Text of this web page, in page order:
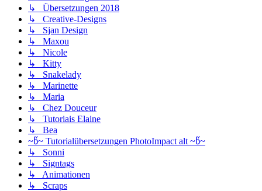
↳ Übersetzungen 2018
↳ Creative-Designs
↳ Sjan Design
↳ Maxou
↳ Nicole
↳ Kitty
↳ Snakelady
↳ Marinette
↳ Maria
↳ Chez Douceur
↳ Tutoriais Elaine
↳ Bea
~წ~ Tutorialübersetzungen PhotoImpact alt ~წ~
↳ Sonni
↳ Signtags
↳ Animationen
↳ Scraps